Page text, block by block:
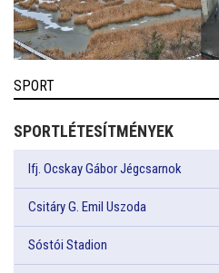
SPORT
SPORTLÉTESÍTMÉNYEK
Ifj. Ocskay Gábor Jégcsarnok
Csitáry G. Emil Uszoda
Sóstói Stadion